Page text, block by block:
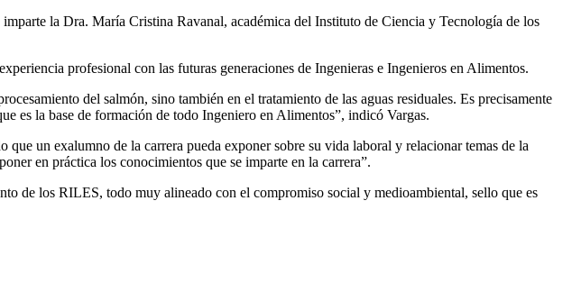
la Dra. María Cristina Ravanal, académica del Instituto de Ciencia y Tecnología de los
profesional con las futuras generaciones de Ingenieras e Ingenieros en Alimentos.
del salmón, sino también en el tratamiento de las aguas residuales. Es precisamente
es la base de formación de todo Ingeniero en Alimentos”, indicó Vargas.
un exalumno de la carrera pueda exponer sobre su vida laboral y relacionar temas de la
en práctica los conocimientos que se imparte en la carrera”.
de los RILES, todo muy alineado con el compromiso social y medioambiental, sello que es